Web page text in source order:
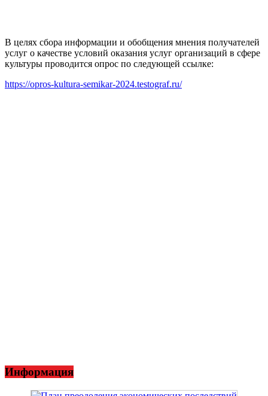
В целях сбора информации и обобщения мнения получателей
услуг о качестве условий оказания услуг организаций в сфере
культуры проводится опрос по следующей ссылке:
https://opros-kultura-semikar-2024.testograf.ru/
Информация